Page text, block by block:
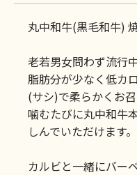
丸中和牛(黒毛和牛)
老若男女問わず流行
脂肪分が少なく低カ
(サシ)で柔らかくお
噛むたびに丸中和牛
しんでいただけます。
カルビと一緒にバー